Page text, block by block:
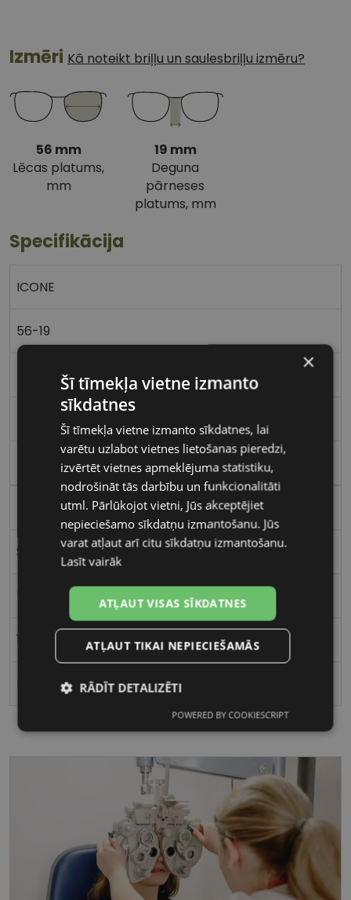
Izmēri Kā noteikt briļļu un saulesbriļļu izmēru?
56 mm
Lēcas platums,
mm
19 mm
Deguna
pārneses
platums, mm
Specifikācija
ICONE
56-19
Plastmasa
Kvadrātveida
Sievietēm
19
Polarizēts
×
Šī tīmekļa vietne izmanto
sīkdatnes
Šī tīmekļa vietne izmanto sīkdatnes, lai
varētu uzlabot vietnes lietošanas pieredzi,
izvērtēt vietnes apmeklējuma statistiku,
nodrošināt tās darbību un funkcionalitāti
utml. Pārlūkojot vietni, Jūs akceptējiet
nepieciešamo sīkdatņu izmantošanu. Jūs
varat atļaut arī citu sīkdatņu izmantošanu.
Lasīt vairāk
ATĻAUT VISAS SĪKDATNES
ATĻAUT TIKAI NEPIECIEŠAMĀS
RĀDĪT DETALIZĒTI
sīkdatnes
Statistikas
sīkdatnes
Mārketinga
sīkdatnes
Funkcionālās
sīkdatnes
POWERED BY COOKIESCRIPT